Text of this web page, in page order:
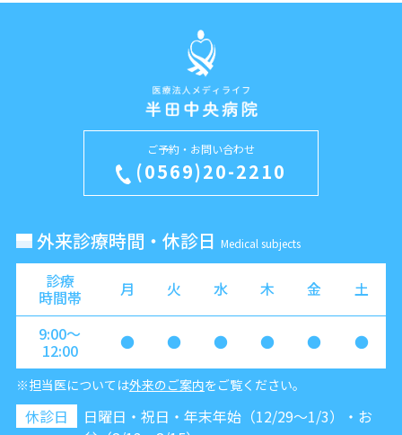
ご予約・お問い合わせ
(0569)20-2210
外来診療時間・休診日 Medical subjects
診療
時間帯 月 火 水 木 金 土
9:00〜
12:00 ● ● ● ● ● ●
※担当医については外来のご案内をご覧ください。
休診日
日曜日・祝日・年末年始（12/29～1/3）・お